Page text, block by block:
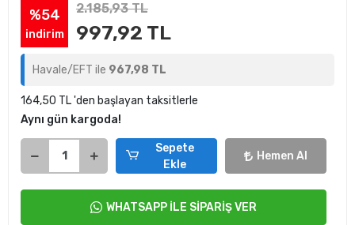
%54
indirim
2.185,93 TL
997,92 TL
Havale/EFT ile 967,98 TL
164,50 TL 'den başlayan taksitlerle
Aynı gün kargoda!
Sepete
Ekle
Hemen Al
WHATSAPP İLE SİPARİŞ VER